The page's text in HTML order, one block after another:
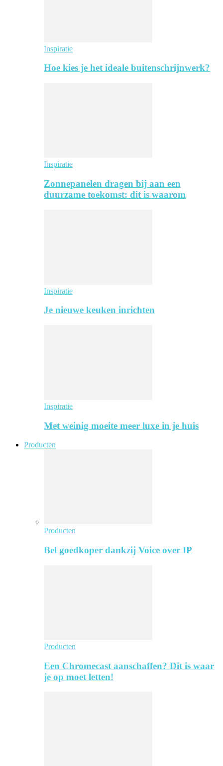
Inspiratie
Hoe kies je het ideale buitenschrijnwerk?
Inspiratie
Zonnepanelen dragen bij aan een
duurzame toekomst: dit is waarom
Inspiratie
Je nieuwe keuken inrichten
Inspiratie
Met weinig moeite meer luxe in je huis
Producten
Producten
Bel goedkoper dankzij Voice over IP
Producten
Een Chromecast aanschaffen? Dit is waar
je op moet letten!